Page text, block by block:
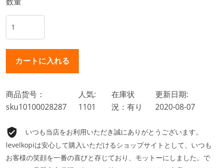
商品货号：
sku10100028287
人気:
1101
在庫状
況：有り
更新日期:
2020-08-07
いつも当店をお利用いただき誠にありがとうございます。
levelkopiは安心して購入いただけるショップサイトとして、いつも
お客様の笑顔を一番の喜びと存じており、モットーにしました。で